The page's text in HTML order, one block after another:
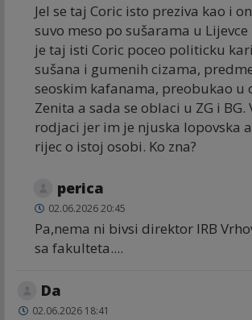
Jel se taj Coric isto preziva kao i
suvo meso po sušarama u
je taj isti Coric poceo politicku
sušana i gumenih cizama,
seoskim kafanama, preobukao u
Zenita a sada se oblaci u ZG i BG.
rodjaci jer im je njuska lopovska
rijec o istoj osobi. Ko zna?
perica
02.06.2026 20:45
Pa,nema ni bivsi direktor IRB
sa fakulteta....
Da
02.06.2026 18:41